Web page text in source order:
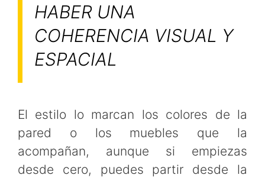
HABER UNA
COHERENCIA VISUAL Y
ESPACIAL
El estilo lo marcan los colores de la
pared o los muebles que la
acompañan, aunque si empiezas
desde cero, puedes partir desde la